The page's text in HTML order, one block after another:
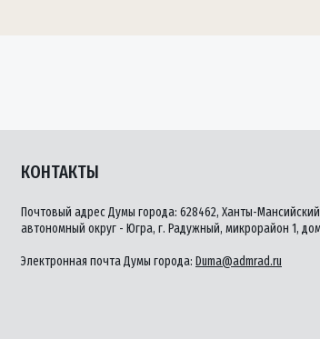
КОНТАКТЫ
Почтовый адрес Думы города: 628462, Ханты-Мансийский
автономный округ - Югра, г. Радужный, микрорайон 1,
Электронная почта Думы города: Duma@admrad.ru